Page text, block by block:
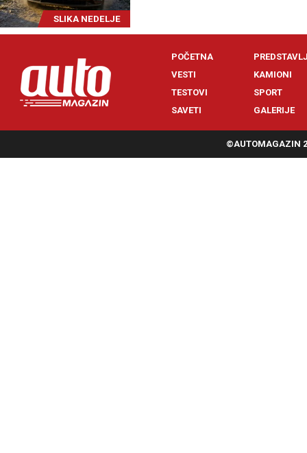
SLIKA NEDELJE
POČETNA
VESTI
TESTOVI
SAVETI
KAMIONI
SPORT
GALERIJE
©AUTOMAGAZIN